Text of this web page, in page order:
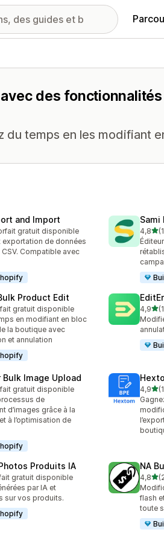
des fonctionnalités
du temps en les modifiant
and Import
5
gratuit disponible
exportation de données
Compatible avec
Sami
4,8
148
Product Edit
5 gratuit disponible
en modifiant en bloc
la boutique avec
et annulation
4,9
131
Bulk Image Upload
5 gratuit disponible
de
d’images grâce à la
à l’optimisation de
4,9
1020
Produits IA
5 gratuit disponible
par IA et
sur vos produits.
NA
4,8
223
flash
toute